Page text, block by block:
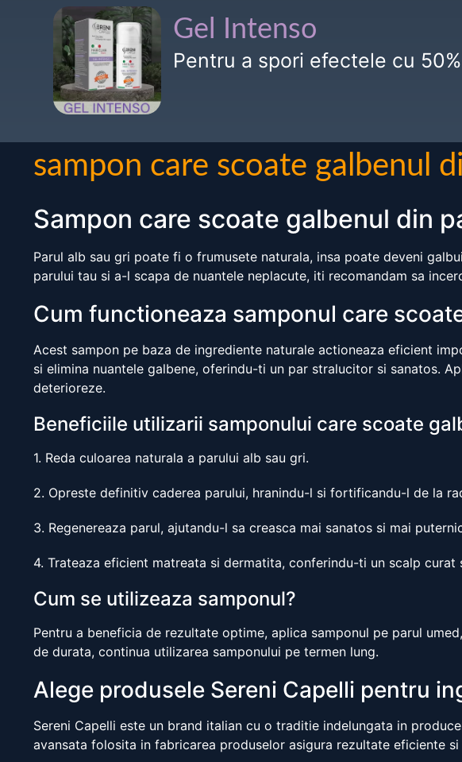
Gel Intenso
Pentru a spori efectele cu 50%
sampon care scoate galbenul
Sampon care scoate galbenul din
Parul alb sau gri poate fi o frumusete naturala, insa poate deveni
parului tau si a-l scapa de nuantele neplacute, iti recomandam sa
Cum functioneaza samponul care
Acest sampon pe baza de ingrediente naturale actioneaza eficient
si elimina nuantele galbene, oferindu-ti un par stralucitor si sanatos.
deterioreze.
Beneficiile utilizarii samponului care scoate
1. Reda culoarea naturala a parului alb sau gri.
2. Opreste definitiv caderea parului, hranindu-l si fortificandu-l de la
3. Regenereaza parul, ajutandu-l sa creasca mai sanatos si mai
4. Trateaza eficient matreata si dermatita, conferindu-ti un scalp curat
Cum se utilizeaza samponul?
Pentru a beneficia de rezultate optime, aplica samponul pe parul
de durata, continua utilizarea samponului pe termen lung.
Alege produsele Sereni Capelli pentru
Sereni Capelli este un brand italian cu o traditie indelungata in
avansata folosita in fabricarea produselor asigura rezultate eficiente